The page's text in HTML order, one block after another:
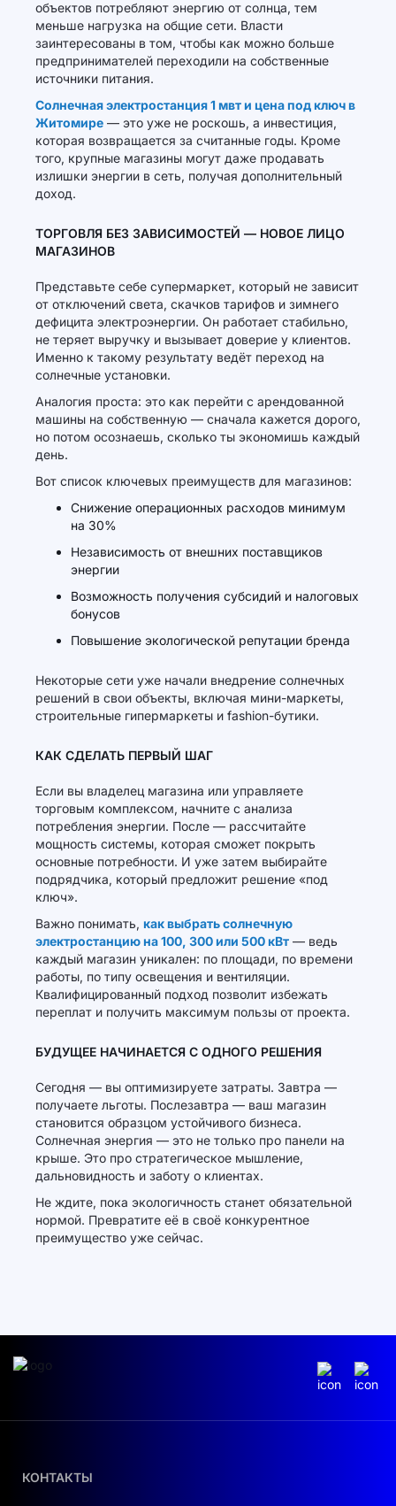
объектов потребляют энергию от солнца, тем
меньше нагрузка на общие сети. Власти
заинтересованы в том, чтобы как можно больше
предпринимателей переходили на собственные
источники питания.
Солнечная электростанция 1 мвт и цена под ключ в
Житомире — это уже не роскошь, а инвестиция,
которая возвращается за считанные годы. Кроме
того, крупные магазины могут даже продавать
излишки энергии в сеть, получая дополнительный
доход.
ТОРГОВЛЯ БЕЗ ЗАВИСИМОСТЕЙ — НОВОЕ ЛИЦО
МАГАЗИНОВ
Представьте себе супермаркет, который не зависит
от отключений света, скачков тарифов и зимнего
дефицита электроэнергии. Он работает стабильно,
не теряет выручку и вызывает доверие у клиентов.
Именно к такому результату ведёт переход на
солнечные установки.
Аналогия проста: это как перейти с арендованной
машины на собственную — сначала кажется дорого,
но потом осознаешь, сколько ты экономишь каждый
день.
Вот список ключевых преимуществ для магазинов:
Снижение операционных расходов минимум
на 30%
Независимость от внешних поставщиков
энергии
Возможность получения субсидий и налоговых
бонусов
Повышение экологической репутации бренда
Некоторые сети уже начали внедрение солнечных
решений в свои объекты, включая мини-маркеты,
строительные гипермаркеты и fashion-бутики.
КАК СДЕЛАТЬ ПЕРВЫЙ ШАГ
Если вы владелец магазина или управляете
торговым комплексом, начните с анализа
потребления энергии. После — рассчитайте
мощность системы, которая сможет покрыть
основные потребности. И уже затем выбирайте
подрядчика, который предложит решение «под
ключ».
Важно понимать, как выбрать солнечную
электростанцию на 100, 300 или 500 кВт — ведь
каждый магазин уникален: по площади, по времени
работы, по типу освещения и вентиляции.
Квалифицированный подход позволит избежать
переплат и получить максимум пользы от проекта.
БУДУЩЕЕ НАЧИНАЕТСЯ С ОДНОГО РЕШЕНИЯ
Сегодня — вы оптимизируете затраты. Завтра —
получаете льготы. Послезавтра — ваш магазин
становится образцом устойчивого бизнеса.
Солнечная энергия — это не только про панели на
крыше. Это про стратегическое мышление,
дальновидность и заботу о клиентах.
Не ждите, пока экологичность станет обязательной
нормой. Превратите её в своё конкурентное
преимущество уже сейчас.
КОНТАКТЫ